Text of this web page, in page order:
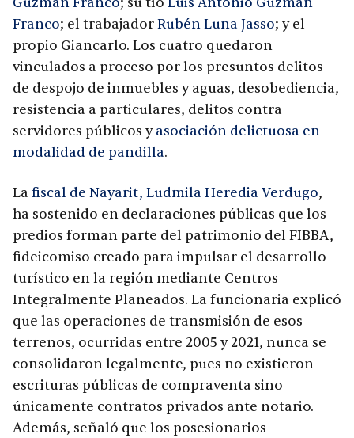
Franco; el trabajadorRubén Luna Jasso; y el
propio Giancarlo. Los cuatro quedaron
vinculados a proceso por los presuntos delitos
de despojo de inmuebles y aguas, desobediencia,
resistencia a particulares, delitos contra
servidores públicos yasociación delictuosa en
modalidad de pandilla.
La fiscal de Nayarit, Ludmila Heredia Verdugo,
ha sostenido en declaraciones públicas que los
predios forman parte del patrimonio del FIBBA,
fideicomiso creado para impulsar el desarrollo
turístico en la región mediante Centros
Integralmente Planeados. La funcionaria explicó
que las operaciones de transmisión de esos
terrenos, ocurridas entre 2005 y 2021, nunca se
consolidaron legalmente, pues no existieron
escrituras públicas de compraventa sino
únicamente contratos privados ante notario.
Además, señaló que los posesionarios